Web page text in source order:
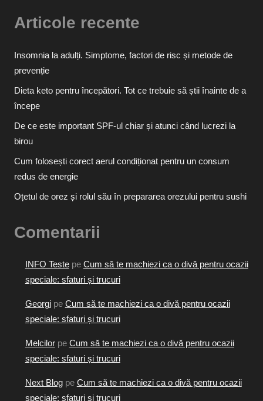
Articole recente
Insomnia la adulți. Simptome, factori de risc și metode de
prevenție
Dieta keto pentru începători. Tot ce trebuie să știi înainte de a
începe
De ce este important SPF-ul chiar și atunci când lucrezi la
birou
Cum folosești corect aerul condiționat pentru un consum
redus de energie
Oțetul de orez și rolul său în prepararea orezului pentru sushi
Comentarii
INFO Testepe Cum să te machiezi ca o divă pentru ocazii
speciale: sfaturi și trucuri
Georgipe Cum să te machiezi ca o divă pentru ocazii
speciale: sfaturi și trucuri
Melcilorpe Cum să te machiezi ca o divă pentru ocazii
speciale: sfaturi și trucuri
Next Blogpe Cum să te machiezi ca o divă pentru ocazii
speciale: sfaturi și trucuri